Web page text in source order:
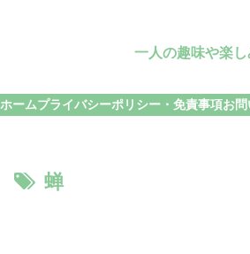
一人の趣味や楽し
ホームプライバシーポリシー・免責事項お
蝉